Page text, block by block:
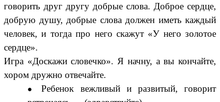
говорить друг другу добрые слова. Доброе сердце,
добрую душу, добрые слова должен иметь каждый
человек, и тогда про него скажут «У него золотое
сердце».
Игра «Доскажи словечко». Я начну, а вы кончайте,
хором дружно отвечайте.
Ребенок вежливый и развитый, говорит